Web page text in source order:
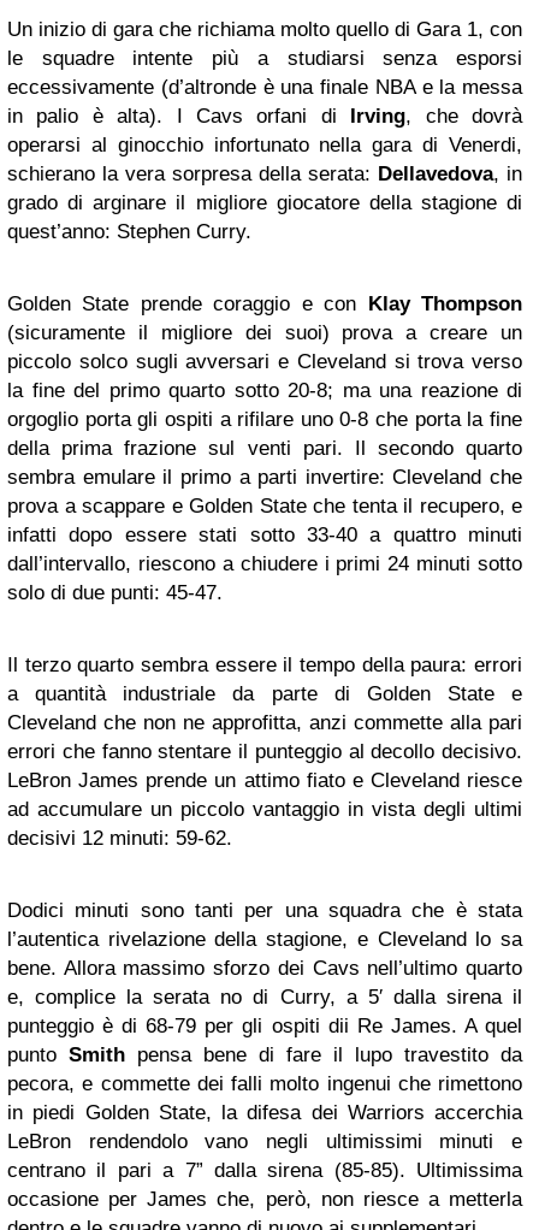
Un inizio di gara che richiama molto quello di Gara 1, con
le squadre intente più a studiarsi senza esporsi
eccessivamente (d’altronde è una finale NBA e la messa
in palio è alta). I Cavs orfani di Irving, che dovrà
operarsi al ginocchio infortunato nella gara di Venerdi,
schierano la vera sorpresa della serata: Dellavedova, in
grado di arginare il migliore giocatore della stagione di
quest’anno: Stephen Curry.
Golden State prende coraggio e con Klay Thompson
(sicuramente il migliore dei suoi) prova a creare un
piccolo solco sugli avversari e Cleveland si trova verso
la fine del primo quarto sotto 20-8; ma una reazione di
orgoglio porta gli ospiti a rifilare uno 0-8 che porta la fine
della prima frazione sul venti pari. Il secondo quarto
sembra emulare il primo a parti invertire: Cleveland che
prova a scappare e Golden State che tenta il recupero, e
infatti dopo essere stati sotto 33-40 a quattro minuti
dall’intervallo, riescono a chiudere i primi 24 minuti sotto
solo di due punti: 45-47.
Il terzo quarto sembra essere il tempo della paura: errori
a quantità industriale da parte di Golden State e
Cleveland che non ne approfitta, anzi commette alla pari
errori che fanno stentare il punteggio al decollo decisivo.
LeBron James prende un attimo fiato e Cleveland riesce
ad accumulare un piccolo vantaggio in vista degli ultimi
decisivi 12 minuti: 59-62.
Dodici minuti sono tanti per una squadra che è stata
l’autentica rivelazione della stagione, e Cleveland lo sa
bene. Allora massimo sforzo dei Cavs nell’ultimo quarto
e, complice la serata no di Curry, a 5′ dalla sirena il
punteggio è di 68-79 per gli ospiti dii Re James. A quel
punto Smith pensa bene di fare il lupo travestito da
pecora, e commette dei falli molto ingenui che rimettono
in piedi Golden State, la difesa dei Warriors accerchia
LeBron rendendolo vano negli ultimissimi minuti e
centrano il pari a 7” dalla sirena (85-85). Ultimissima
occasione per James che, però, non riesce a metterla